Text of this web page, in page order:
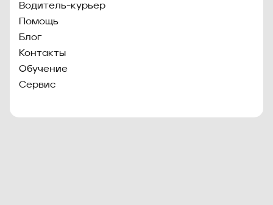
Водитель-курьер
Помощь
Блог
Контакты
Обучение
Сервис